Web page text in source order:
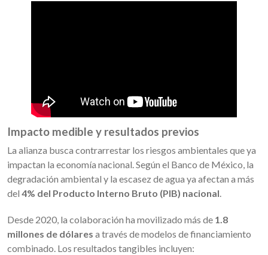
Impacto medible y resultados previos
La alianza busca contrarrestar los riesgos ambientales que ya
impactan la economía nacional. Según el Banco de México, la
degradación ambiental y la escasez de agua ya afectan a más
del 4% del Producto Interno Bruto (PIB) nacional.
Desde 2020, la colaboración ha movilizado más de 1.8
millones de dólares a través de modelos de financiamiento
combinado. Los resultados tangibles incluyen: